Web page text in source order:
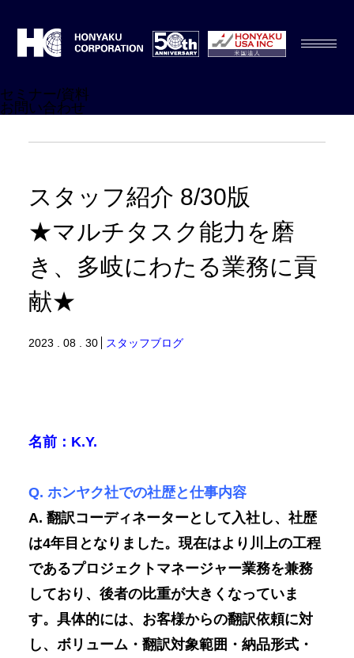
セミナー/資料
お問い合わせ
スタッフ紹介 8/30版
★マルチタスク能力を磨
き、多岐にわたる業務に貢
献★
2023 . 08 . 30 スタッフブログ
名前：K.Y.
Q. ホンヤク社での社歴と仕事内容
A. 翻訳コーディネーターとして入社し、社歴
は4年目となりました。現在はより川上の工程
であるプロジェクトマネージャー業務を兼務
しており、後者の比重が大きくなっていま
す。具体的には、お客様からの翻訳依頼に対
し、ボリューム・翻訳対象範囲・納品形式・